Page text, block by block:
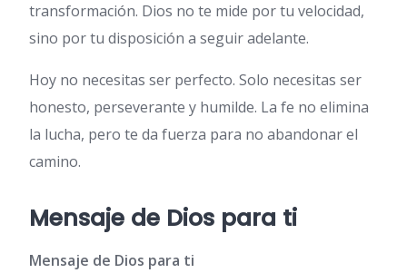
transformación. Dios no te mide por tu velocidad,
sino por tu disposición a seguir adelante.
Hoy no necesitas ser perfecto. Solo necesitas ser
honesto, perseverante y humilde. La fe no elimina
la lucha, pero te da fuerza para no abandonar el
camino.
Mensaje de Dios para ti
Mensaje de Dios para ti